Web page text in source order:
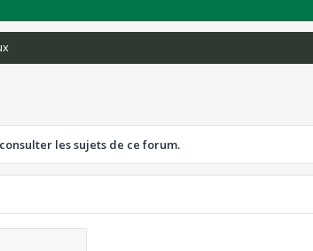
les sujets de ce forum.